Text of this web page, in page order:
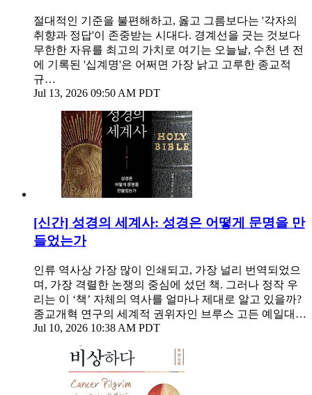
절대적인 기준을 불편해하고, 옳고 그름보다는 '각자의
취향과 정답'이 존중받는 시대다. 경계선을 긋는 것보다
무한한 자유를 최고의 가치로 여기는 오늘날, 수천 년 전
에 기록된 '십계명'은 어쩌면 가장 낡고 고루한 종교적
규…
Jul 13, 2026 09:50 AM PDT
[신간] 성경의 세계사: 성경은 어떻게 문명을 만
들었는가
인류 역사상 가장 많이 인쇄되고, 가장 널리 번역되었으
며, 가장 격렬한 논쟁의 중심에 섰던 책. 그러나 정작 우
리는 이 ‘책’ 자체의 역사를 얼마나 제대로 알고 있을까?
종교개혁 연구의 세계적 권위자인 브루스 고든 예일대…
Jul 10, 2026 10:38 AM PDT